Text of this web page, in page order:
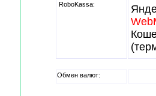
RoboKassa:
Обмен валют: